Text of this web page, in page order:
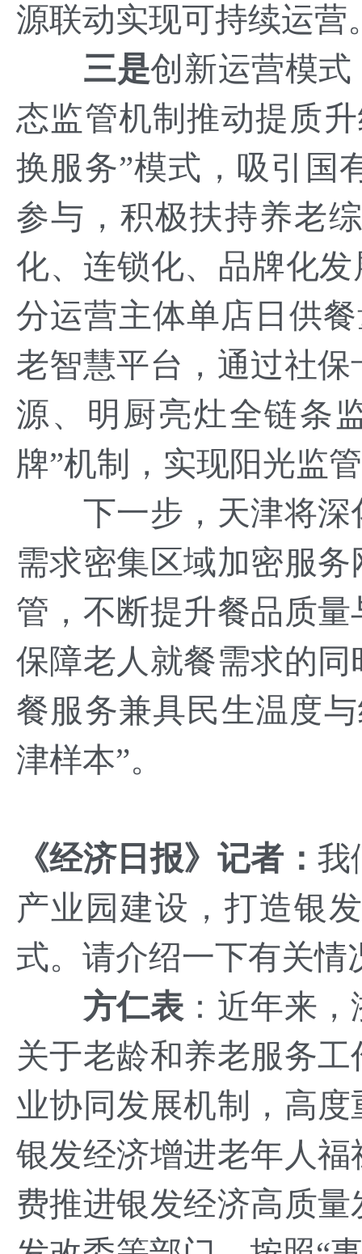
源联动实现可持续运营
三是创新运营模
态监管机制推动提质
换服务”模式，吸引国
参与，积极扶持养老
化、连锁化、品牌化
分运营主体单店日供
老智慧平台，通过社
源、明厨亮灶全链条
牌”机制，实现阳光监
下一步，天津将深
需求密集区域加密服
管，不断提升餐品质
保障老人就餐需求的
餐服务兼具民生温度
津样本”。
《经济日报》 记者：我
产业园建设，打造银
式。请介绍一下有关情
方仁表 ： 近年来，
关于老龄和养老服务
业协同发展机制，高
银发经济增进老年人
费推进银发经济高质